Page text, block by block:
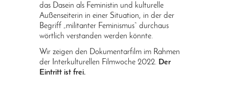
das Dasein als Feministin und kulturelle
Außenseiterin in einer Situation, in der der
Begriff „militanter Feminismus“ durchaus
wörtlich verstanden werden könnte.
Wir zeigen den Dokumentarfilm im Rahmen
der Interkulturellen Filmwoche 2022. Der
Eintritt ist frei.